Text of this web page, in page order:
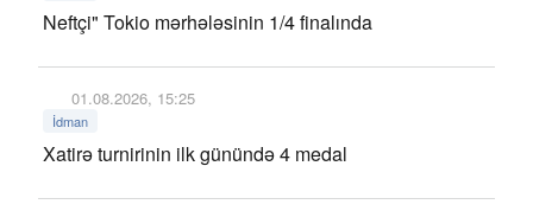
Neftçi" Tokio mərhələsinin 1/4 finalında
01.08.2026, 15:25
İdman
Xatirə turnirinin ilk günündə 4 medal